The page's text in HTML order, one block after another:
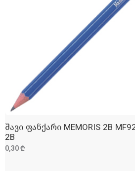
ᲓᲐᲛᲐᲢᲔᲑᲐ
შავი ფანქარი MEMORIS 2B
2B
0,30 ₾